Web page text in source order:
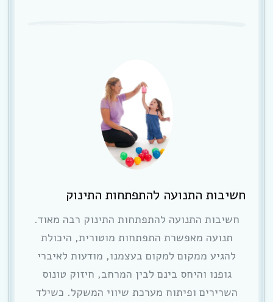
חשיבות התנועה להתפתחות התינוק
חשיבות התנועה להתפתחות התינוק רבה מאוד.
תנועה מאפשרת התפתחות מוטורית, היכולת
להגיע ממקום למקום בעצמנו, מודעות לאיברי
גופנו והיחס בינם לבין המרחב, חיזוק טונוס
השרירים ופיתוח מערכת שיווי המשקל. כשילד